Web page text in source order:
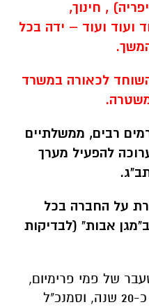
, חינוך,
ועוד ועוד – ידה בכל
לכאורה במשרד
רבים, ממשלתיים
להפעיל מערך
על החברה בכל
אבות" (לבדיקות
של פמי פרימיום,
איציק חמו, שכיהן בתפקיד כ-20 שנה, וסמנכ"ל